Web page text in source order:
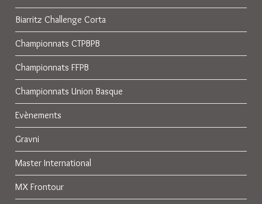
Biarritz Challenge Corta
Championnats CTPBPB
Championnats FFPB
Championnats Union Basque
Evènements
Gravni
Master International
MX Frontour